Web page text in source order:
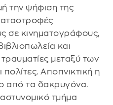
την ψήφιση της
σε κινηματογράφους,
και
μεταξύ των
Αποπνικτική η
από τα δακρυγόνα.
τμήμα